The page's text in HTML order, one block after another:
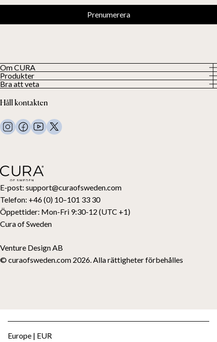
E-post: support@curaofsweden.com
Telefon: +46 (0) 10–101 33 30
Öppettider: Mon-Fri 9:30-12 (UTC +1)
Cura of Sweden
Venture Design AB
© curaofsweden.com 2026. Alla rättigheter förbehålles
Om CURA
Vår historia
Våra kunder
Produkter
Visa alla produkter
Tyngdtäcken
Sängkläder
Kuddar
Bäddmadrasser
Presentkort
Bra att veta
Villkor
FAQ
Kontakta oss
Håll kontakten
Prenumerera
Europe | EUR